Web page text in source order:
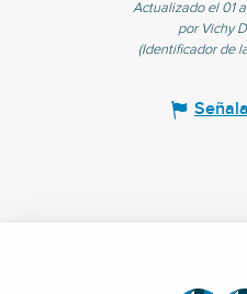
Actualizado el 01
por Vichy
(Identificador de